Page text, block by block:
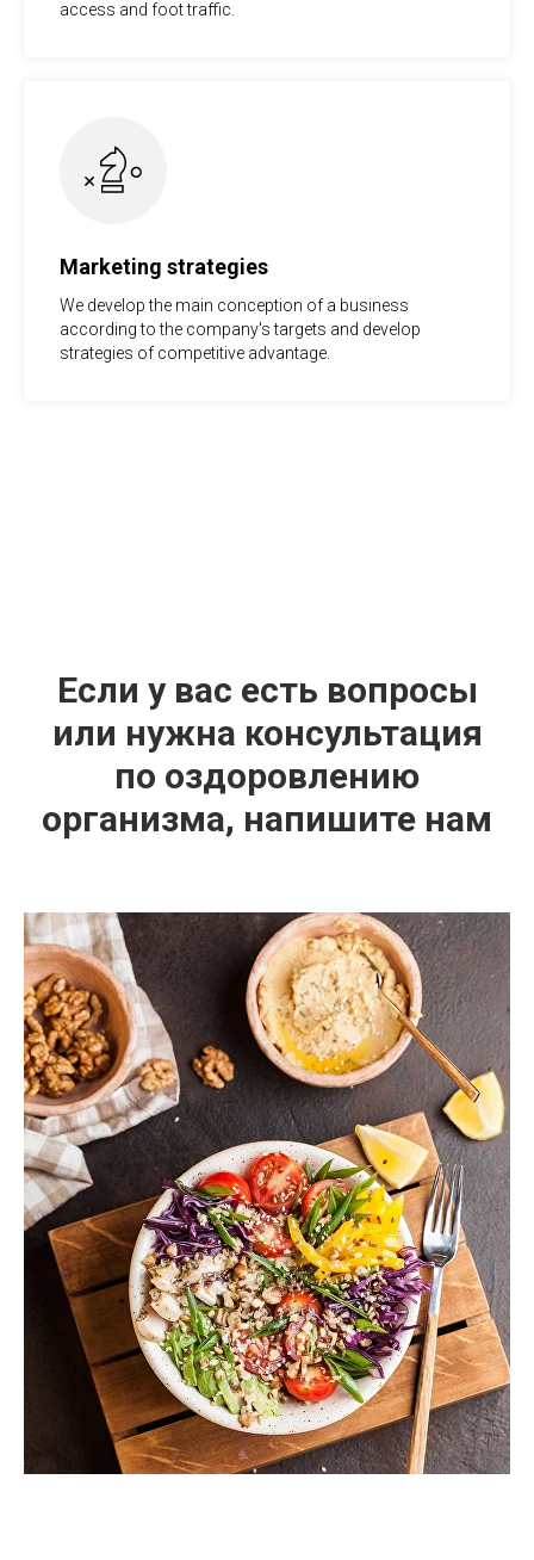
access and foot traffic.
Marketing strategies
We develop the main conception of a business
according to the company's targets and develop
strategies of competitive advantage.
Если у вас есть вопросы
или нужна консультация
по оздоровлению
организма, напишите нам